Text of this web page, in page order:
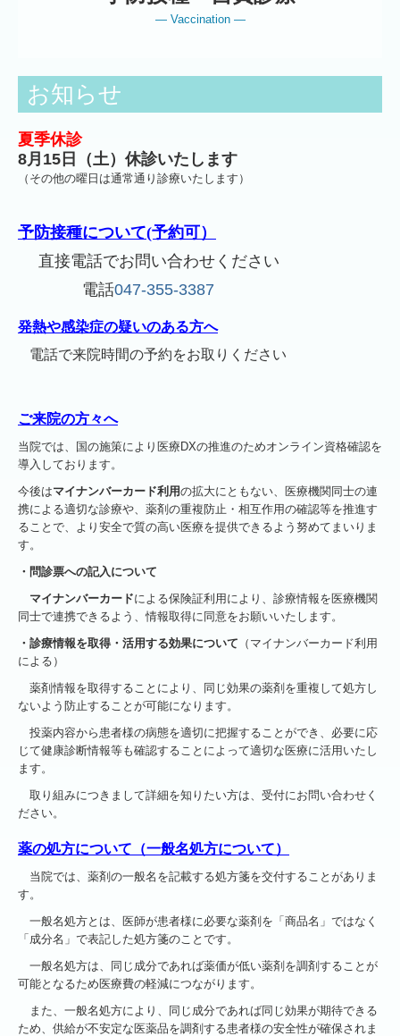
― Vaccination ―
お知らせ
夏季休診
8月15日（土）休診いたします
（その他の曜日は通常通り診療いたします）
予防接種について(予約可）
直接電話でお問い合わせください
電話047-355-3387
発熱や感染症の疑いのある方へ
電話で来院時間の予約をお取りください
ご来院の方々へ
当院では、国の施策により医療DXの推進のためオンライン資格確認を
導入しております。
今後はマイナンバーカード利用の拡大にともない、医療機関同士の連
携による適切な診療や、薬剤の重複防止・相互作用の確認等を推進す
ることで、より安全で質の高い医療を提供できるよう努めてまいりま
す。
・問診票への記入について
マイナンバーカードによる保険証利用により、診療情報を医療機関
同士で連携できるよう、情報取得に同意をお願いいたします。
・診療情報を取得・活用する効果について （マイナンバーカード利用
による）
薬剤情報を取得することにより、同じ効果の薬剤を重複して処方し
ないよう防止することが可能になります。
投薬内容から患者様の病態を適切に把握することができ、必要に応
じて健康診断情報等も確認することによって適切な医療に活用いたし
ます。
取り組みにつきまして詳細を知りたい方は、受付にお問い合わせく
ださい。
薬の処方について（一般名処方について）
当院では、薬剤の一般名を記載する処方箋を交付することがありま
す。
一般名処方とは、医師が患者様に必要な薬剤を「商品名」ではなく
「成分名」で表記した処方箋のことです。
一般名処方は、同じ成分であれば薬価が低い薬剤を調剤することが
可能となるため医療費の軽減につながります。
また、一般名処方により、同じ成分であれば同じ効果が期待できる
ため、供給が不安定な医薬品を調剤する患者様の安全性が確保されま